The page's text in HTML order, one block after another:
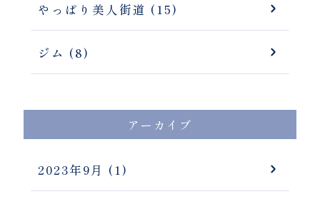
やっぱり美人街道 (15)
ジム (8)
アーカイブ
2023年9月 (1)